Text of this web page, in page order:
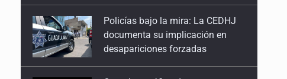
Operaban tráfico de personas;
uno fue detenido en Jalisco